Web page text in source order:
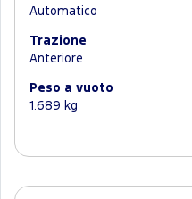
Automatico
Trazione
Anteriore
Peso a vuoto
1.689 kg